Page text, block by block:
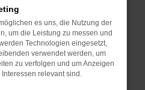
auf jeder Fahrt genießen
H&H Dietz GmbH
Wunschfahrzeugs mit
es uns, die Nutzung der
um die Leistung zu messen und
Technologien eingesetzt,
verwendet werden, um
zu verfolgen und um Anzeigen
relevant sind.